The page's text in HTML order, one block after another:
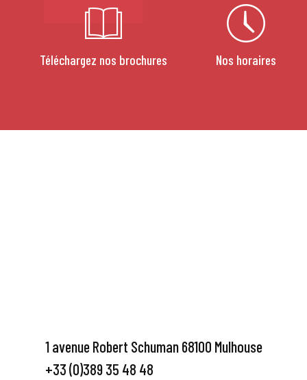
Téléchargez nos brochures Nos horaires
1 avenue Robert Schuman 68100 Mulhouse
+33 (0)389 35 48 48